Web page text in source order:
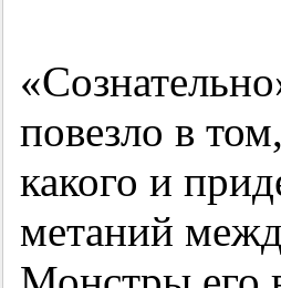
повезло в
какого и
метаний